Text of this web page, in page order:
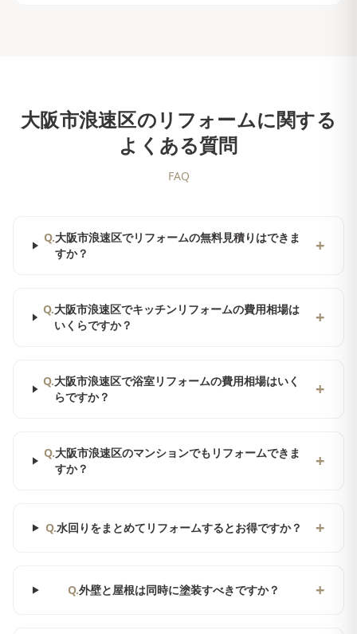
大阪市浪速区のリフォームに関する
よくある質問
FAQ
Q.大阪市浪速区でリフォームの無料見積りはできま
すか？
+
Q.大阪市浪速区でキッチンリフォームの費用相場は
いくらですか？
+
Q.大阪市浪速区で浴室リフォームの費用相場はいく
らですか？
+
Q.大阪市浪速区のマンションでもリフォームできま
すか？
+
Q.水回りをまとめてリフォームするとお得ですか？ +
Q.外壁と屋根は同時に塗装すべきですか？ +